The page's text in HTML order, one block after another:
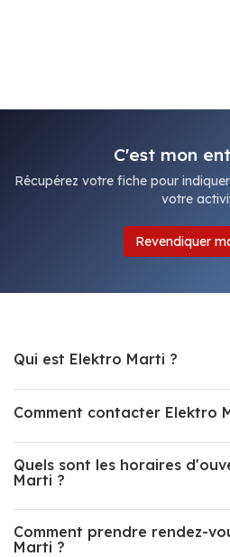
C'est mon
Récupérez votre fiche pour
votre
Revendiquer
Qui est Elektro Marti ?
Comment contacter Elektro
Quels sont les horaires
Marti ?
Comment prendre rendez-
Marti ?